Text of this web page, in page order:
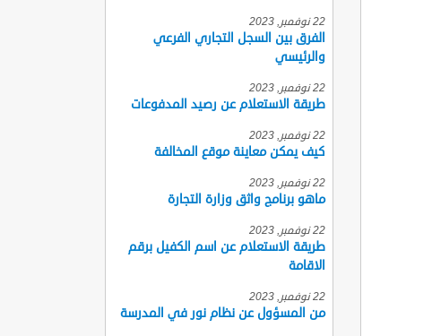
22 نوفمبر, 2023
الفرق بين السجل التجاري الفرعي
والرئيسي
22 نوفمبر, 2023
طريقة الاستعلام عن رصيد المدفوعات
22 نوفمبر, 2023
كيف يمكن معاينة موقع المخالفة
22 نوفمبر, 2023
ماهو برنامج واثق وزارة التجارة
22 نوفمبر, 2023
طريقة الاستعلام عن اسم الكفيل برقم
الاقامة
22 نوفمبر, 2023
من المسؤول عن نظام نور في المدرسة